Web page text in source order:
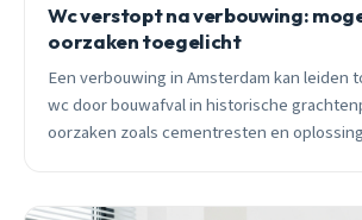
Wc verstopt na verbouwing:
oorzaken toegelicht
Een verbouwing in Amsterdam kan leiden
wc door bouwafval in historische
oorzaken zoals cementresten en